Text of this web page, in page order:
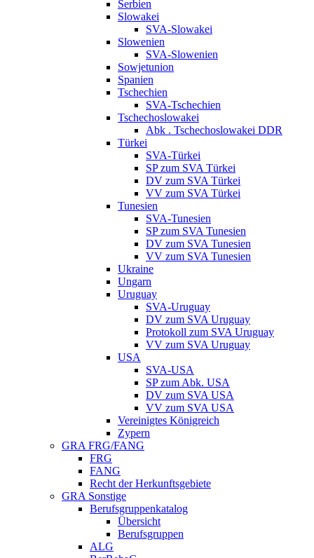
Serbien
Slowakei
SVA-Slowakei
Slowenien
SVA-Slowenien
Sowjetunion
Spanien
Tschechien
SVA-Tschechien
Tschechoslowakei
Abk . Tschechoslowakei DDR
Türkei
SVA-Türkei
SP zum SVA Türkei
DV zum SVA Türkei
VV zum SVA Türkei
Tunesien
SVA-Tunesien
SP zum SVA Tunesien
DV zum SVA Tunesien
VV zum SVA Tunesien
Ukraine
Ungarn
Uruguay
SVA-Uruguay
DV zum SVA Uruguay
Protokoll zum SVA Uruguay
VV zum SVA Uruguay
USA
SVA-USA
SP zum Abk. USA
DV zum SVA USA
VV zum SVA USA
Vereinigtes Königreich
Zypern
GRA FRG/FANG
FRG
FANG
Recht der Herkunftsgebiete
GRA Sonstige
Berufsgruppenkatalog
Übersicht
Berufsgruppen
ALG